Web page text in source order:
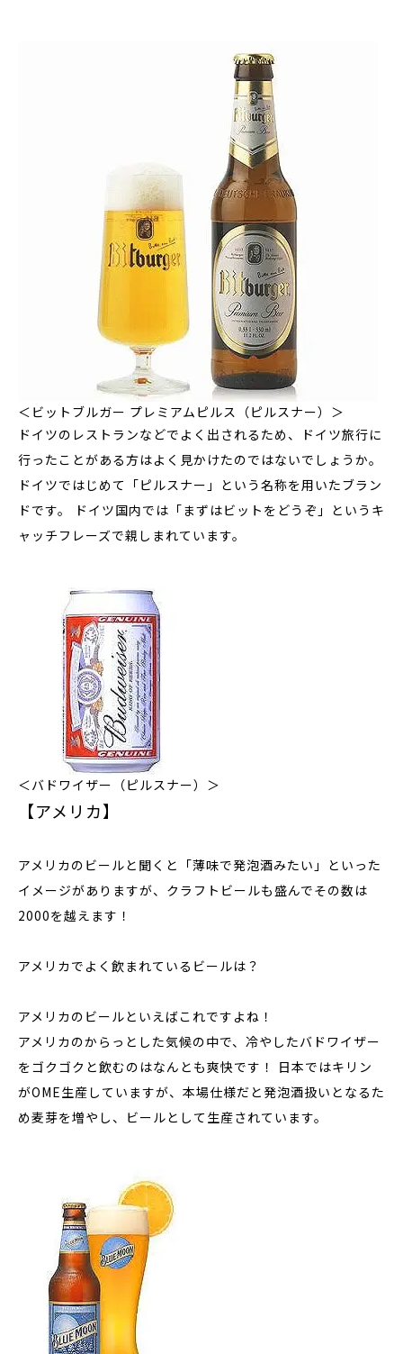
＜ビットブルガー プレミアムピルス（ピルスナー）＞
ドイツのレストランなどでよく出されるため、ドイツ旅行に
行ったことがある方はよく見かけたのではないでしょうか。
ドイツではじめて「ピルスナー」という名称を用いたブラン
ドです。 ドイツ国内では「まずはビットをどうぞ」というキ
ャッチフレーズで親しまれています。
＜バドワイザー（ピルスナー）＞
【アメリカ】
アメリカのビールと聞くと「薄味で発泡酒みたい」といった
イメージがありますが、クラフトビールも盛んでその数は
2000を越えます！
アメリカでよく飲まれているビールは？
アメリカのビールといえばこれですよね！
アメリカのからっとした気候の中で、冷やしたバドワイザー
をゴクゴクと飲むのはなんとも爽快です！ 日本ではキリン
がOME生産 していますが、本場仕様だと発泡酒扱いとなるた
め麦芽を増やし、ビールとして生産されています。